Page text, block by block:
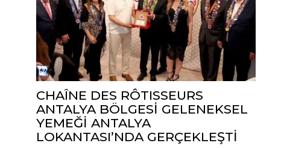
CHAÎNE DES RÔTISSEURS
ANTALYA BÖLGESİ GELENEKSEL
YEMEĞİ ANTALYA
LOKANTASI’NDA GERÇEKLEŞTİ